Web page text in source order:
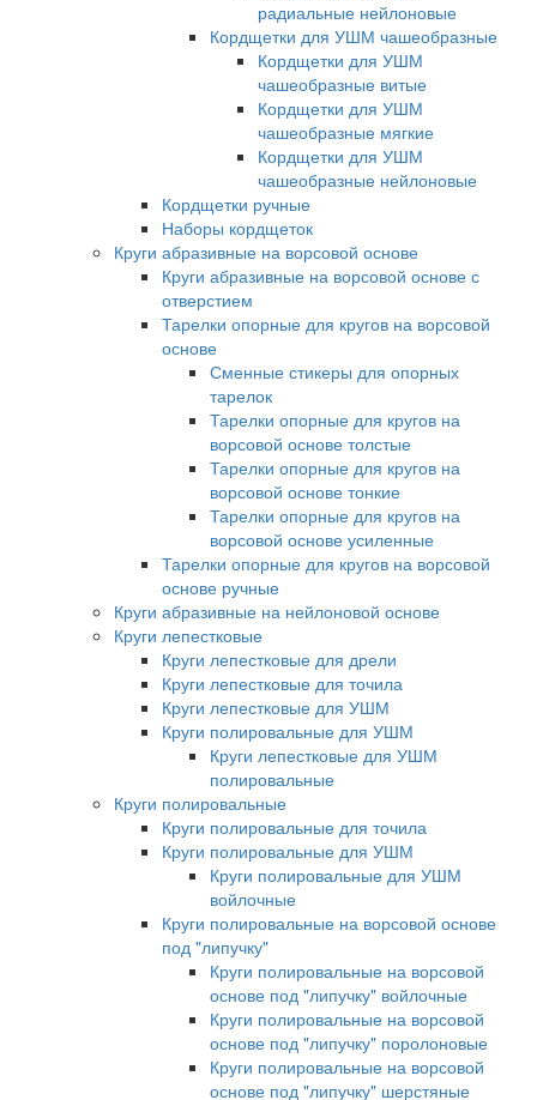
радиальные нейлоновые
Кордщетки для УШМ чашеобразные
Кордщетки для УШМ
чашеобразные витые
Кордщетки для УШМ
чашеобразные мягкие
Кордщетки для УШМ
чашеобразные нейлоновые
Кордщетки ручные
Наборы кордщеток
Круги абразивные на ворсовой основе
Круги абразивные на ворсовой основе с
отверстием
Тарелки опорные для кругов на ворсовой
основе
Сменные стикеры для опорных
тарелок
Тарелки опорные для кругов на
ворсовой основе толстые
Тарелки опорные для кругов на
ворсовой основе тонкие
Тарелки опорные для кругов на
ворсовой основе усиленные
Тарелки опорные для кругов на ворсовой
основе ручные
Круги абразивные на нейлоновой основе
Круги лепестковые
Круги лепестковые для дрели
Круги лепестковые для точила
Круги лепестковые для УШМ
Круги полировальные для УШМ
Круги лепестковые для УШМ
полировальные
Круги полировальные
Круги полировальные для точила
Круги полировальные для УШМ
Круги полировальные для УШМ
войлочные
Круги полировальные на ворсовой основе
под "липучку"
Круги полировальные на ворсовой
основе под "липучку" войлочные
Круги полировальные на ворсовой
основе под "липучку" поролоновые
Круги полировальные на ворсовой
основе под "липучку" шерстяные